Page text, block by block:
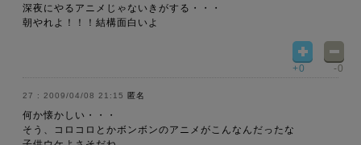
深夜にやるアニメじゃないきがする・・・
朝やれよ！！！結構面白いよ
+0 -0
2009/04/08 21:15 匿名
何か懐かしい・・・
そう、コロコロとかボンボンのアニメがこんなんだったな